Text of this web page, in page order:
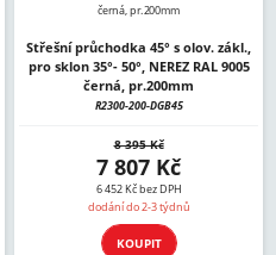
Střešní průchodka 45° s olov. zákl.,
pro sklon 35°- 50°, NEREZ RAL 9005
černá, pr.200mm
R2300-200-DGB45
8 395 Kč
7 807 Kč
6 452 Kč bez DPH
dodání do 2-3 týdnů
KOUPIT